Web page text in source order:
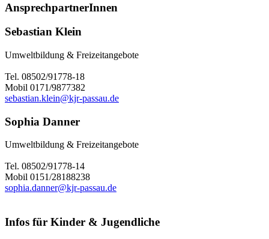
AnsprechpartnerInnen
Sebastian Klein
Umweltbildung & Freizeitangebote
Tel. 08502/91778-18
Mobil 0171/9877382
sebastian.klein@kjr-passau.de
Sophia Danner
Umweltbildung & Freizeitangebote
Tel. 08502/91778-14
Mobil 0151/28188238
sophia.danner@kjr-passau.de
Infos für Kinder & Jugendliche